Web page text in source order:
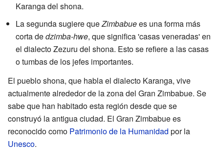
Karanga del shona.
La segunda sugiere queZimbabuees una forma más
corta dedzimba-hwe, que significa 'casas veneradas' en
el dialecto Zezuru del shona. Esto se refiere a las casas
o tumbas de los jefes importantes.
El pueblo shona, que habla el dialecto Karanga, vive
actualmente alrededor de la zona del Gran Zimbabue. Se
sabe que han habitado esta región desde que se
construyó la antigua ciudad. El Gran Zimbabue es
reconocido como Patrimonio de la Humanidad por la
Unesco.